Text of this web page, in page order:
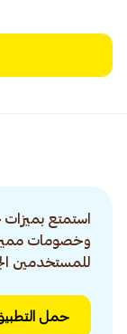
استمتع
وخصومات
للمستخدمين
حمل